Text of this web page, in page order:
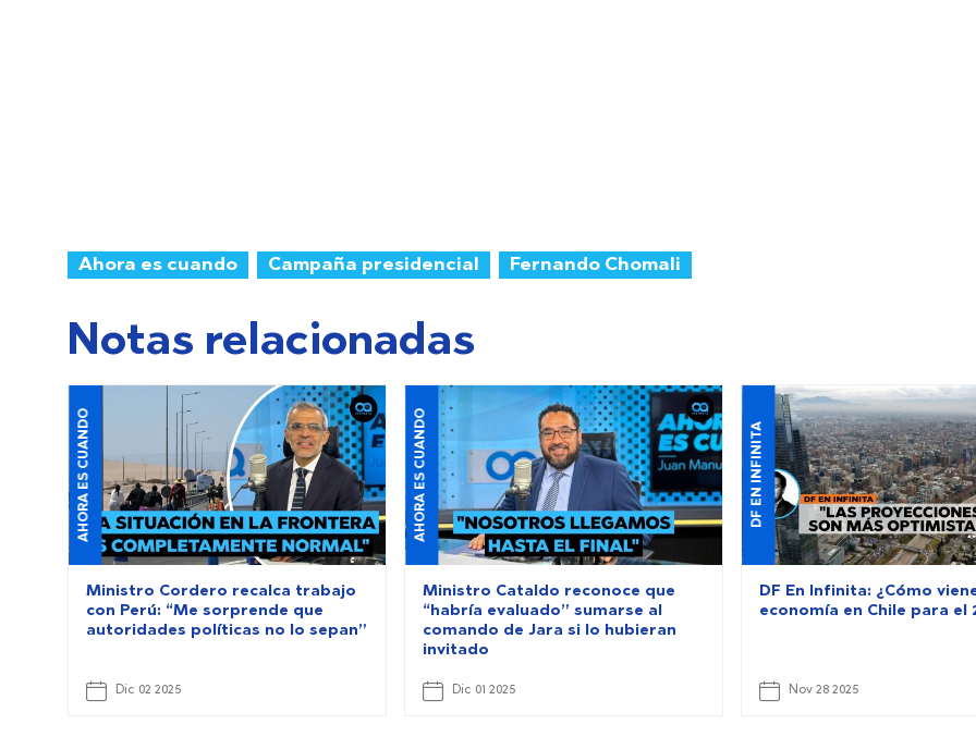
Ahora es cuando Campaña presidencial Fernando Chomali
Notas relacionadas
AHORA ES CUANDO
Ministro Cordero recalca trabajo
con Perú: “Me sorprende que
autoridades políticas no lo sepan”
Dic 02 2025
AHORA ES CUANDO
Ministro Cataldo reconoce que
“habría evaluado” sumarse al
comando de Jara si lo hubieran
invitado
Dic 01 2025
DF EN INFINITA
DF En Infinita: ¿Cómo
economía en Chile para el
Nov 28 2025